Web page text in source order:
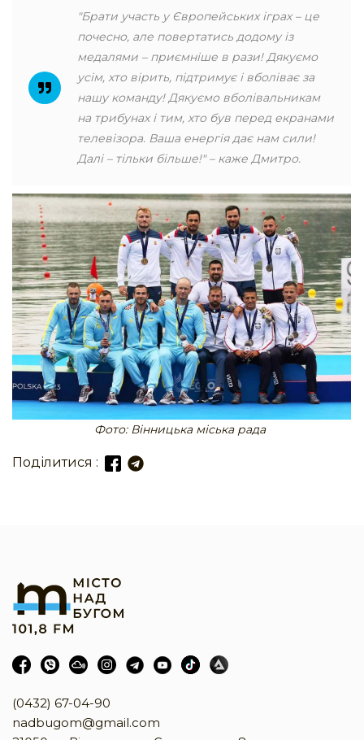
"Брати участь у Європейських іграх – це
почесно, але повертатись додому із
медалями – приємніше в рази! Дякуємо
усім, хто вірить, підтримує і вболіває за
нашу команду! Дякуємо вболівальникам
на трибунах і тим, хто був перед екранами
телевізора. Ваша енергія дає нам сили!
Далі – тільки більше!" – каже Дмитро.
Фото: Вінницька міська рада
Поділитися :
(0432) 67-04-90
nadbugom@gmail.com